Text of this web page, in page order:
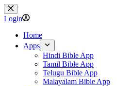
Skip
to
content
Login
Home
Apps
Hindi Bible App
Tamil Bible App
Telugu Bible App
Malayalam Bible App